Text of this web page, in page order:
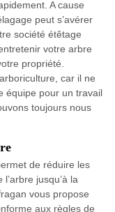
A cause
peut s’avérer
société étêtage
votre arbre
propriété.
car il ne
équipe pour un travail
toujours nous
de réduire les
jusqu’à la
vous propose
aux règles de